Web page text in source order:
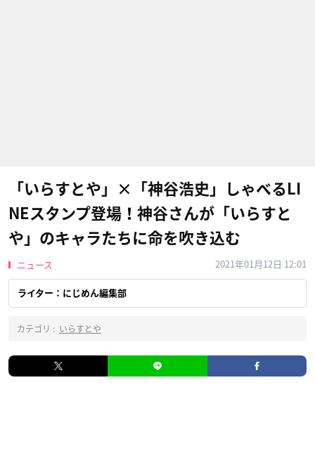
「いらすとや」×「神谷浩史」しゃべるLI
NEスタンプ登場！神谷さんが「いらすと
や」のキャラたちに命を吹き込む
ニュース 2021年01月12日 12:01
ライター：にじめん編集部
カテゴリ : いらすとや